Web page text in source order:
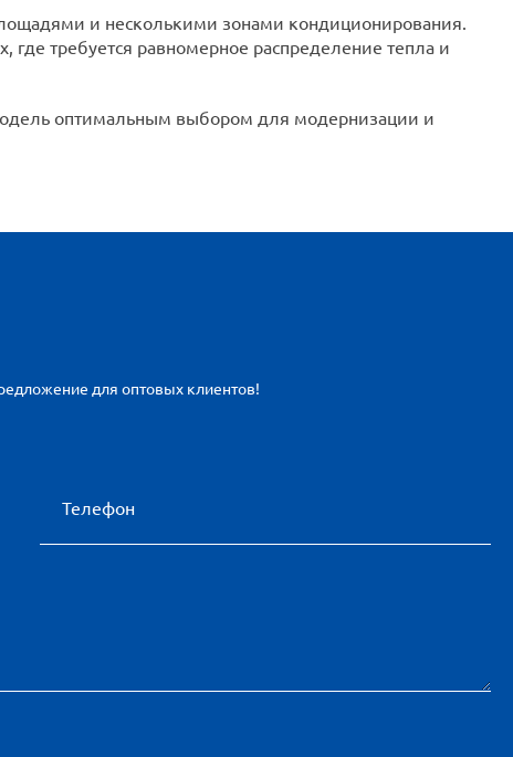
и несколькими зонами кондиционирования.
требуется равномерное распределение тепла и
оптимальным выбором для модернизации и
для оптовых клиентов!
Телефон